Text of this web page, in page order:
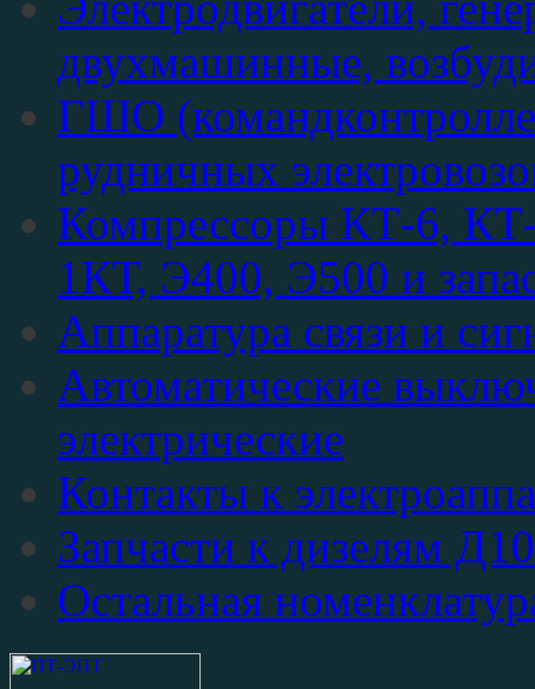
двухмашинные,
ГШО
рудничных
Компрессоры КТ-6,
1КТ, Э400, Э500 и
Аппаратура связи и
Автоматические
электрические
Контакты к
Запчасти к дизелям
Остальная